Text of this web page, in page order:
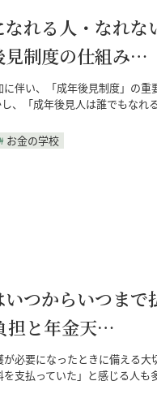
れる人・なれな
見制度の仕組み…
伴い、「成年後見制度」の重
、「成年後見人は誰でもなれ
お金の学校
つからいつまで
担と年金天…
必要になったときに備える大
を支払っていた」と感じる人